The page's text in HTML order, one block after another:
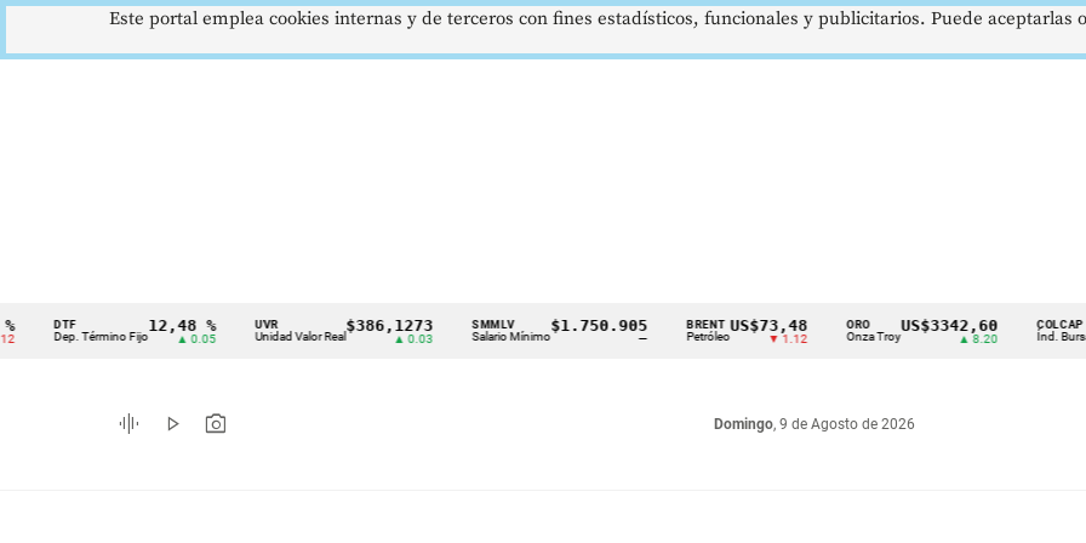
Cintillo
indicadores
económicos
DTF
Dep. Término Fijo
12,48 %
▲ 0.05
UVR
Unidad Valor Real
$386,1273 SMMLV
Salario Mínimo
$1.750.905 BRENT
Petróleo
US$73,48
▼ 1.12
ORO
Onza Troy
US$3342,60 COLCAP
Índ. Bursátil
graphic_eq play_arrow photo_camera Domingo, 9 de Agosto de 2026
Este portal emplea cookies internas y de terceros con fines estadísticos, funcionales y publicitarios. Puede aceptarlas